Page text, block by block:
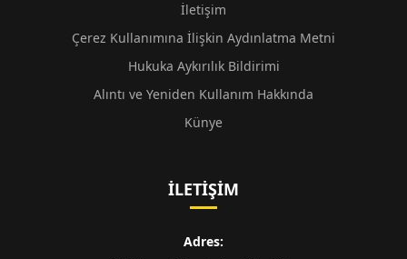
İletişim
Çerez Kullanımına İlişkin Aydınlatma Metni
Hukuka Aykırılık Bildirimi
Alıntı ve Yeniden Kullanım Hakkında
Künye
İLETIŞIM
Adres: